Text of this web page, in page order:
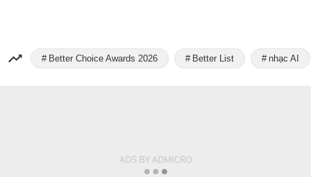
Better Choice Awards 2026 Better List nhạc AI